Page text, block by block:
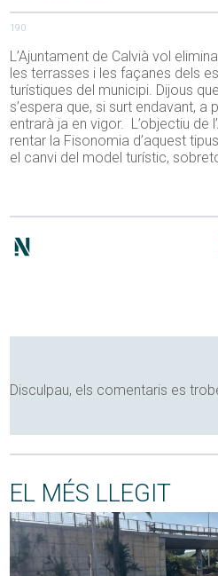
190
L’Ajuntament de Calvià vol
les terrasses i les façanes dels
turístiques del municipi. Dijous
s’espera que, si surt endavant, a
entrarà ja en vigor. L’objectiu de
rentar la Fisonomia d’aquest
el canvi del model turístic,
Disculpau, els comentaris es
EL MÉS LLEGIT